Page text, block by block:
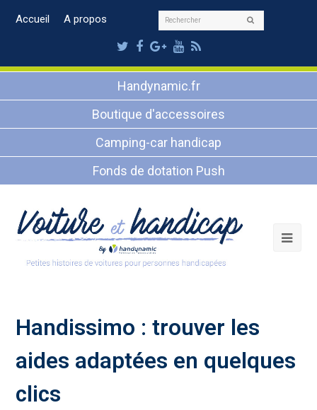
Accueil A propos Rechercher
Twitter
Facebook
Google
Plus
Youtube
RSS
Handynamic.fr
Boutique d'accessoires
Camping-car handicap
Fonds de dotation Push
Handissimo : trouver les
aides adaptées en quelques
clics